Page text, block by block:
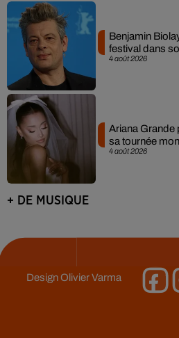
4 août 2026
Benjamin
festival dans
4 août 2026
Ariana Grande
sa tournée
+ DE MUSIQUE
DesignOlivier Varma